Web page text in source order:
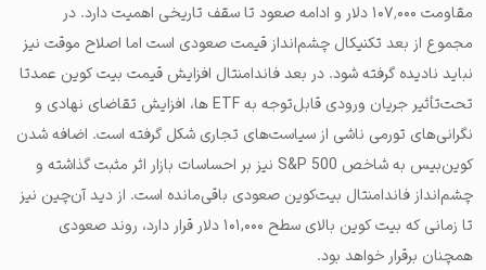
مقاومت ۱۰۷٬۰۰۰ دلار و ادامه صعود تا سقف تاریخی اهمیت دارد. در
مجموع از بعد تکنیکال چشم‌انداز قیمت صعودی است اما اصلاح موقت نیز
نباید نادیده گرفته شود. در بعد فاندامنتال افزایش قیمت بیت کوین عمدتا
تحت‌تأثیر جریان ورودی قابل‌توجه به ETF ها، افزایش تقاضای نهادی و
نگرانی‌های تورمی ناشی از سیاست‌های تجاری شکل گرفته است. اضافه شدن
کوین‌بیس به شاخص S&P 500 نیز بر احساسات بازار اثر مثبت گذاشته و
چشم‌انداز فاندامنتال بیت‌کوین صعودی باقی‌مانده است. از دید آن‌چین نیز
تا زمانی که بیت کوین بالای سطح ۱۰۱,۰۰۰ دلار قرار دارد، روند صعودی
همچنان برقرار خواهد بود.